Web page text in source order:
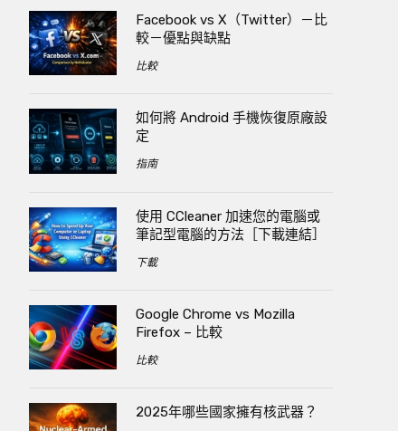
Facebook vs X（Twitter）－比
較－優點與缺點
比較
如何將 Android 手機恢復原廠設
定
指南
使用 CCleaner 加速您的電腦或
筆記型電腦的方法［下載連結］
下載
Google Chrome vs Mozilla
Firefox – 比較
比較
2025年哪些國家擁有核武器？